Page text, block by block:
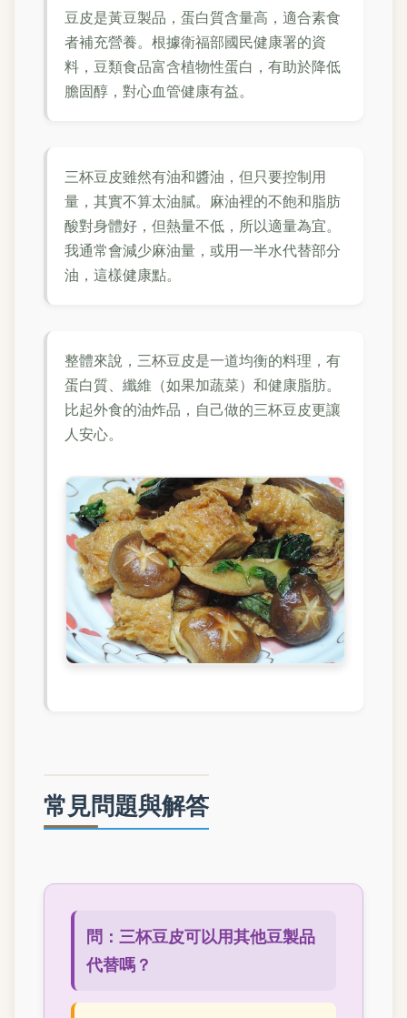
豆皮是黃豆製品，蛋白質含量高，適合素食
者補充營養。根據衛福部國民健康署的資
料，豆類食品富含植物性蛋白，有助於降低
膽固醇，對心血管健康有益。
三杯豆皮雖然有油和醬油，但只要控制用
量，其實不算太油膩。麻油裡的不飽和脂肪
酸對身體好，但熱量不低，所以適量為宜。
我通常會減少麻油量，或用一半水代替部分
油，這樣健康點。
整體來說，三杯豆皮是一道均衡的料理，有
蛋白質、纖維（如果加蔬菜）和健康脂肪。
比起外食的油炸品，自己做的三杯豆皮更讓
人安心。
常見問題與解答
問：三杯豆皮可以用其他豆製品
代替嗎？